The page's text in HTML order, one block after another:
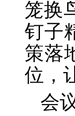
笼换
钉子
策落
位，
会